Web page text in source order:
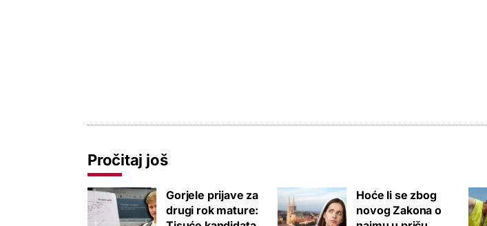
Pročitaj još
Gorjele prijave za
drugi rok mature:
Hoće li se zbog
novog Zakona o